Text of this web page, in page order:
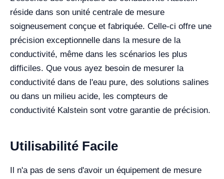
réside dans son unité centrale de mesure
soigneusement conçue et fabriquée. Celle-ci offre une
précision exceptionnelle dans la mesure de la
conductivité, même dans les scénarios les plus
difficiles. Que vous ayez besoin de mesurer la
conductivité dans de l'eau pure, des solutions salines
ou dans un milieu acide, les compteurs de
conductivité Kalstein sont votre garantie de précision.
Utilisabilité Facile
Il n'a pas de sens d'avoir un équipement de mesure